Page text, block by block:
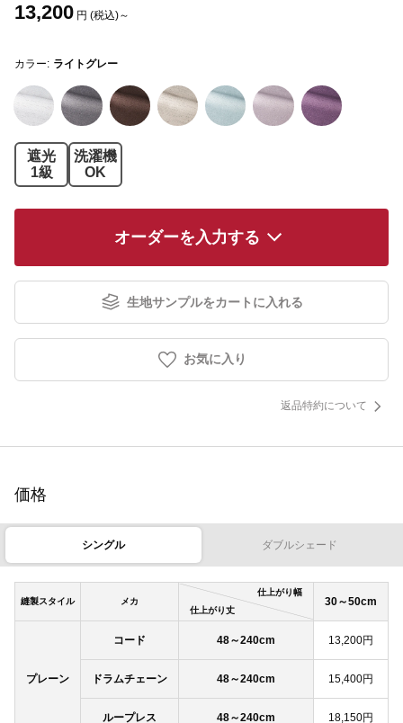
13,200 円 (税込)～
カラー: ライトグレー
遮光
1級
洗濯機
OK
オーダーを入力する
生地サンプルをカートに入れる
お気に入り
返品特約について
価格
シングル ダブルシェード
縫製スタイル メカ
仕上がり幅
仕上がり丈
30～50cm
プレーン
コード 48～240cm 13,200円
ドラムチェーン 48～240cm 15,400円
ループレス 48～240cm 18,150円